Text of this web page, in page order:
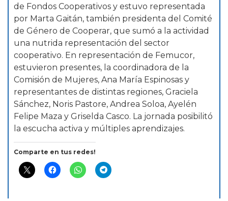
de Fondos Cooperativos y estuvo representada
por Marta Gaitán, también presidenta del Comité
de Género de Cooperar, que sumó a la actividad
una nutrida representación del sector
cooperativo. En representación de Femucor,
estuvieron presentes, la coordinadora de la
Comisión de Mujeres, Ana María Espinosas y
representantes de distintas regiones, Graciela
Sánchez, Noris Pastore, Andrea Soloa, Ayelén
Felipe Maza y Griselda Casco. La jornada posibilitó
la escucha activa y múltiples aprendizajes.
Comparte en tus redes!